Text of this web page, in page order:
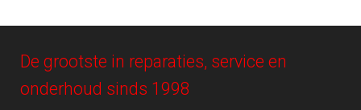
De grootste in reparaties, service en
onderhoud sinds 1998